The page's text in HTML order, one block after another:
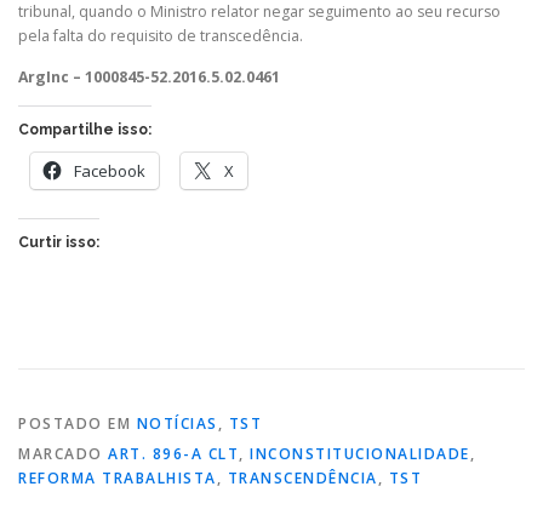
tribunal, quando o Ministro relator negar seguimento ao seu recurso
pela falta do requisito de transcedência.
ArgInc – 1000845-52.2016.5.02.0461
Compartilhe isso:
Facebook X
Curtir isso:
POSTADO EM NOTÍCIAS , TST
MARCADO ART. 896-A CLT, INCONSTITUCIONALIDADE,
REFORMA TRABALHISTA, TRANSCENDÊNCIA, TST